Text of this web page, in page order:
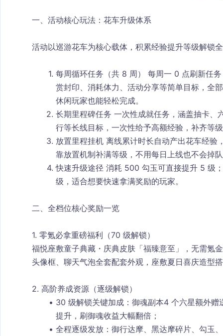
一、活动核心玩法：花车升级体系
活动以巡游花车为核心载体，积累经验提升等级解锁
每周循环任务（共 8 周）
每周一 0 点刷新任
赏封印、消耗体力、活动分享等简单目标，全
休闲玩家也能轻松完成。
长期里程碑任务 一次性成就任务，涵盖抽卡、
行等长线目标，一次性给予高额经验，补齐等
放置里程挂机 离线累计时长自动产出花车经验
靠放置机制补满等级，不用每日上线也不会掉
快速升级途径 消耗 500 勾玉可直接提升 5 级
级，适合想要快速拿满奖励的玩家。
二、全档位核心奖励一览
1. 零氪必拿重磅福利（70 级解锁）
福悦座敷童子典藏・庆典皮肤「福臻意至」
，无需氪
头像框、聊天气泡全套配套外观，座敷夏日喜庆造型
2. 高阶养成资源（逐级解锁）
30 级解锁关键加成：御魂副本4 个六星额外赠
提升，刷御魂收益大幅翻倍；
全程逐级发放：御行达摩、黑达摩碎片、勾玉